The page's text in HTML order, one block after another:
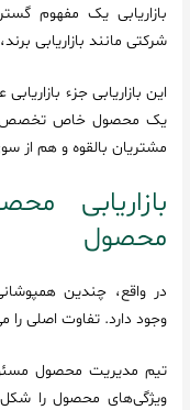
بازاریابی یک مفهوم
شرکتی مانند بازاریابی
این بازاریابی جزء
یک محصول خاص تخصص
مشتریان بالقوه و هم از
بازاریابی
محصول
در واقع، چندین
وجود دارد. تفاوت اصلی را
تیم مدیریت محصول
ویژگی‌های محصول را شکل